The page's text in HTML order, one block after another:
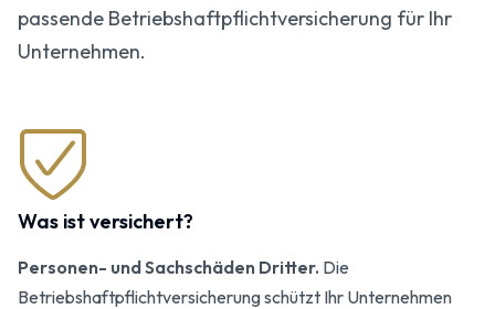
passende Betriebshaftpflicht­versicherung für Ihr
Unternehmen.
Was ist versichert?
Personen- und Sachschäden Dritter. Die
Betriebshaftpflichtversicherung schützt Ihr Unternehmen